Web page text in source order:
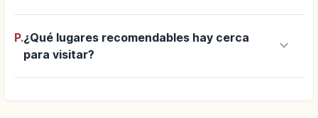
P.¿Qué lugares recomendables hay cerca
para visitar?
keyboard_arrow_down